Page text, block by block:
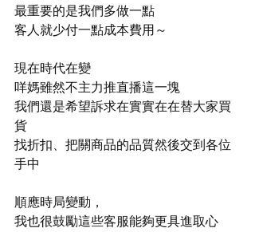
最重要的是我們多做一點
客人就少付一點成本費用～
現在時代在變
咩媽雖然不主力推直播這一塊
我們還是希望訴求在實實在在替大家買
貨
找折扣、把關商品的品質然後交到各位
手中
順應時局變動，
我也很鼓勵這些客服能夠更具進取心